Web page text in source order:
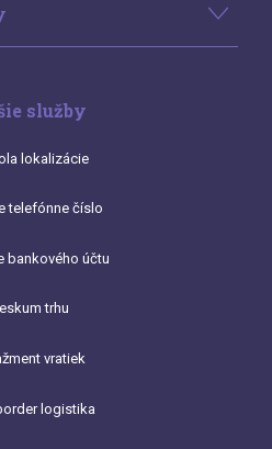
služby
lokalizácie
telefónne číslo
bankového účtu
trhu
vratiek
logistika